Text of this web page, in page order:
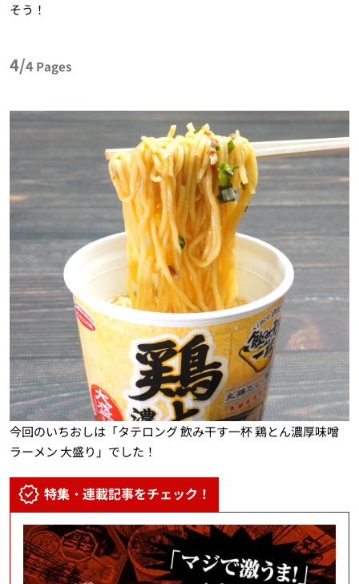
そう！
4/4 Pages
今回のいちおしは「タテロング 飲み干す一杯 鶏とん濃厚味噌
ラーメン 大盛り」でした！
特集・連載記事をチェック！